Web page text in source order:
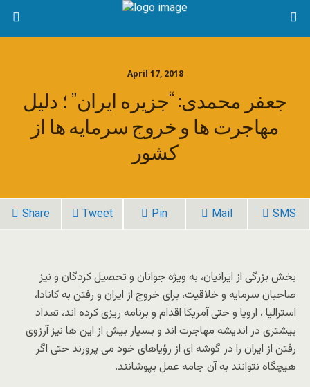
April 17, 2018
جعفر محمدی: “جزیره ایران” ؛ دلیل
مهاجرت ها و خروج سرمایه ها از
کشور
Share Tweet Pin Mail SMS
بخش بزرگی از ایرانیان، به ویژه جوانان و تحصیل کردگان و نیز
صاحبان سرمایه و خلاقیت، برای خروج از ایران و رفتن به کانادا،
استرالیا ، اروپا و حتی آمریکا اقدام و برنامه ریزی کرده اند، تعداد
بیشتری در اندیشه مهاجرت اند و بسیار بیش از این ها نیز آرزوی
رفتن از ایران را در گوشه ای از رؤیاهای خود می پرورند حتی اگر
هیچگاه نتوانند به آن جامه عمل بپوشانند.